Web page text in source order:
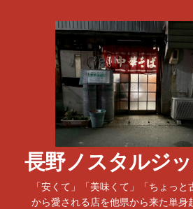
長野ノスタルジ
「安くて」「美味くて」「ちょっと
から愛される店を他県から来た単身